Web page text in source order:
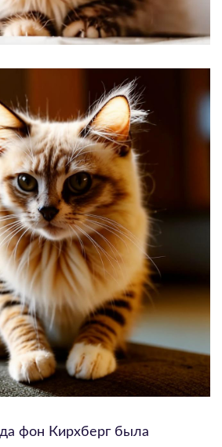
фон Кирхберг была